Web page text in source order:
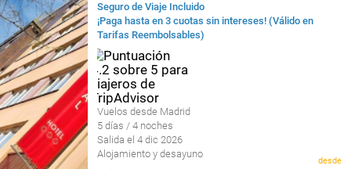
Seguro de Viaje Incluido
¡Paga hasta en 3 cuotas sin intereses! (Válido en
Tarifas Reembolsables)
Vuelos desde Madrid
5 días / 4 noches
Salida el 4 dic 2026
Alojamiento y desayuno
desde